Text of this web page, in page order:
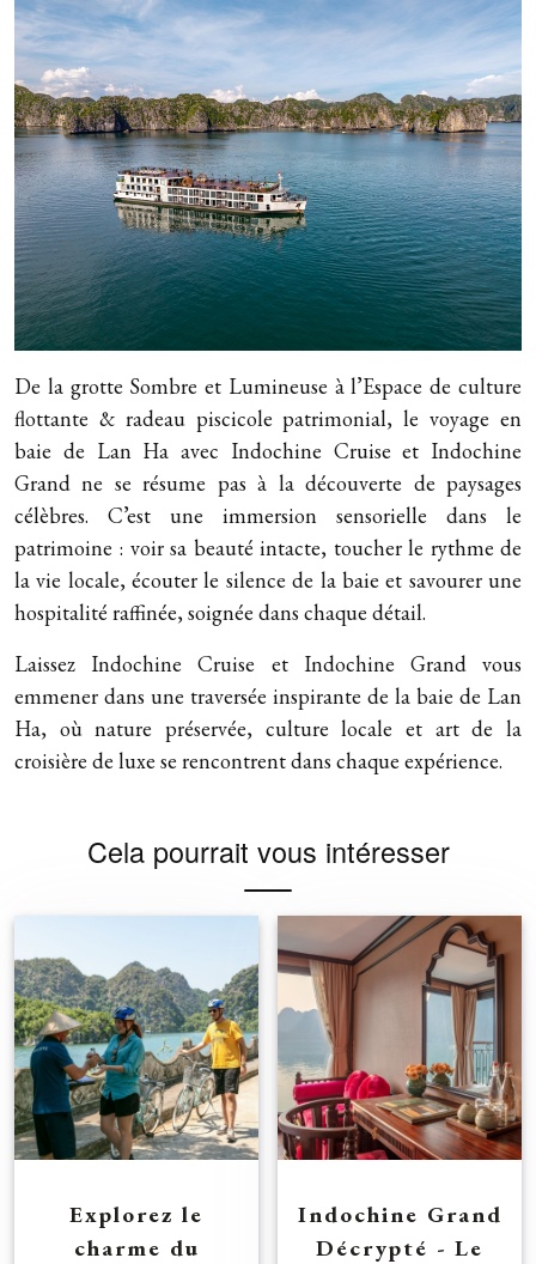
De la grotte Sombre et Lumineuse à l’Espace de culture
flottante & radeau piscicole patrimonial, le voyage en
baie de Lan Ha avec Indochine Cruise et Indochine
Grand ne se résume pas à la découverte de paysages
célèbres. C’est une immersion sensorielle dans le
patrimoine : voir sa beauté intacte, toucher le rythme de
la vie locale, écouter le silence de la baie et savourer une
hospitalité raffinée, soignée dans chaque détail.
Laissez Indochine Cruise et Indochine Grand vous
emmener dans une traversée inspirante de la baie de Lan
Ha, où nature préservée, culture locale et art de la
croisière de luxe se rencontrent dans chaque expérience.
Cela pourrait vous intéresser
Explorez le
charme du
Indochine Grand
Décrypté - Le